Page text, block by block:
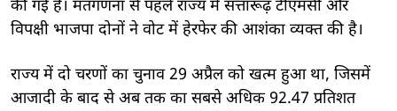
की गई है। मतगणना से पहले राज्य में सत्तारूढ़ टीएमसी और
विपक्षी भाजपा दोनों ने वोट में हेरफेर की आशंका व्यक्त की है।
राज्य में दो चरणों का चुनाव 29 अप्रैल को खत्म हुआ था, जिसमें
आजादी के बाद से अब तक का सबसे अधिक 92.47 प्रतिशत